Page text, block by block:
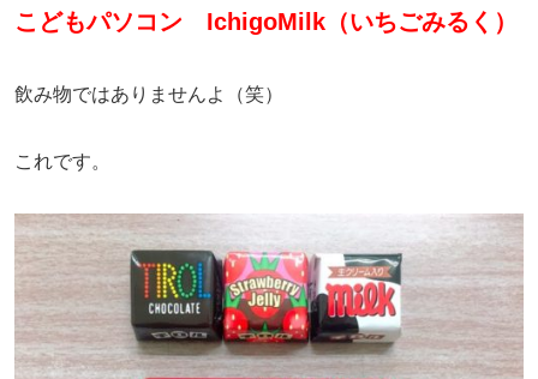
こどもパソコン IchigoMilk（いちごみるく）
飲み物ではありませんよ（笑）
これです。